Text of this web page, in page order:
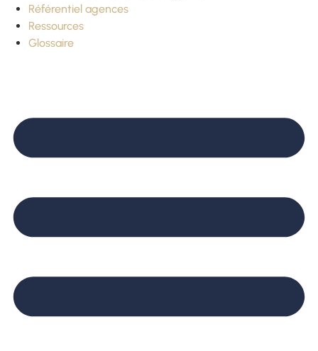
Référentiel agences
Ressources
Glossaire